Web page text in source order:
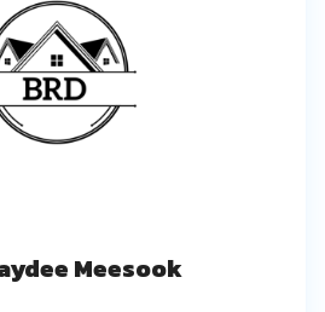
Meesook